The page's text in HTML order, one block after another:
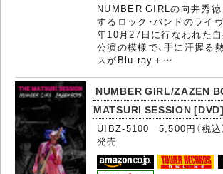
NUMBER GIRLの向井秀徳
するロック・バンドのライ
年10月27日に行なわれた
公演の模様で、手に汗握る
スがBlu-ray＋…
NUMBER GIRL/ZAZEN
MATSURI SESSION [DVD]
UIBZ-5100 5,500円（税込
発売